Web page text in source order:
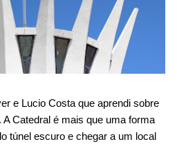
e Lucio Costa que aprendi sobre
Catedral é mais que uma forma
túnel escuro e chegar a um local